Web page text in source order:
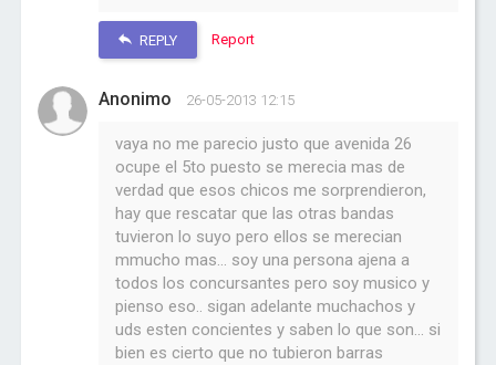
REPLY Report
Anonimo 26-05-2013 12:15
vaya no me parecio justo que avenida 26
ocupe el 5to puesto se merecia mas de
verdad que esos chicos me sorprendieron,
hay que rescatar que las otras bandas
tuvieron lo suyo pero ellos se merecian
mmucho mas... soy una persona ajena a
todos los concursantes pero soy musico y
pienso eso.. sigan adelante muchachos y
uds esten concientes y saben lo que son... si
bien es cierto que no tubieron barras